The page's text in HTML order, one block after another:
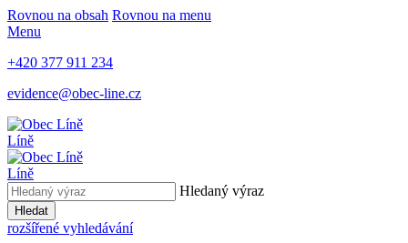
Rovnou na obsah Rovnou na menu
Menu
+420 377 911 234
evidence@obec-line.cz
Líně
Líně
Hledaný výraz
Hledat
rozšířené vyhledávání